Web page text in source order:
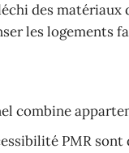
des
les logements
combine
PMR